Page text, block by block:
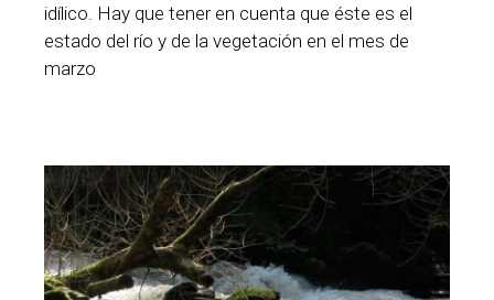
idílico. Hay que tener en cuenta que éste es el
estado del río y de la vegetación en el mes de
marzo